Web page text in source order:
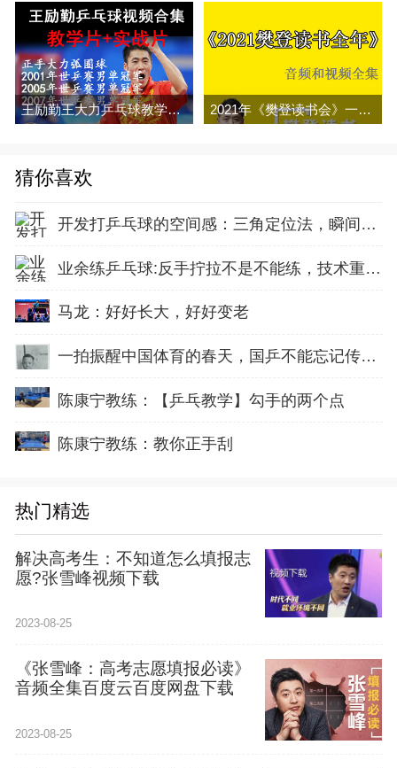
王励勤王大力乒乓球教学与实战视频合集 百度网盘下载 2021年《樊登读书会》一整年视频音频和文字解说全集百度网盘下载
猜你喜欢
开发打乒乓球的空间感：三角定位法，瞬间找准最佳击球点
业余练乒乓球:反手拧拉不是不能练，技术重点就不在手上
马龙：好好长大，好好变老
一拍振醒中国体育的春天，国乒不能忘记传奇前辈这份初心！
陈康宁教练：【乒乓教学】勾手的两个点
陈康宁教练：教你正手刮
热门精选
解决高考生：不知道怎么填报志
愿?张雪峰视频下载
2023-08-25
《张雪峰：高考志愿填报必读》
音频全集百度云百度网盘下载
2023-08-25